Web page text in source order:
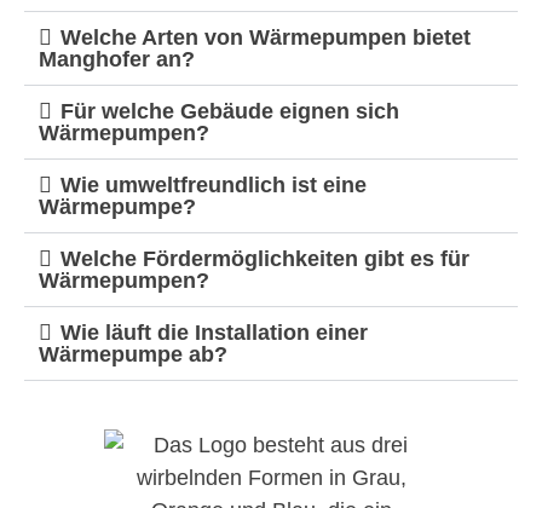
Welche Arten von Wärmepumpen bietet
Manghofer an?
Für welche Gebäude eignen sich
Wärmepumpen?
Wie umweltfreundlich ist eine
Wärmepumpe?
Welche Fördermöglichkeiten gibt es für
Wärmepumpen?
Wie läuft die Installation einer
Wärmepumpe ab?